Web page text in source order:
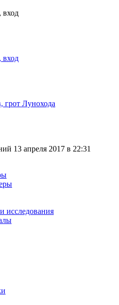
вход
вход
грот Лунохода
13 апреля 2017 в 22:31
исследования